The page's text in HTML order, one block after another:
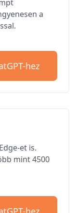
a
hez
et is.
mint 4500